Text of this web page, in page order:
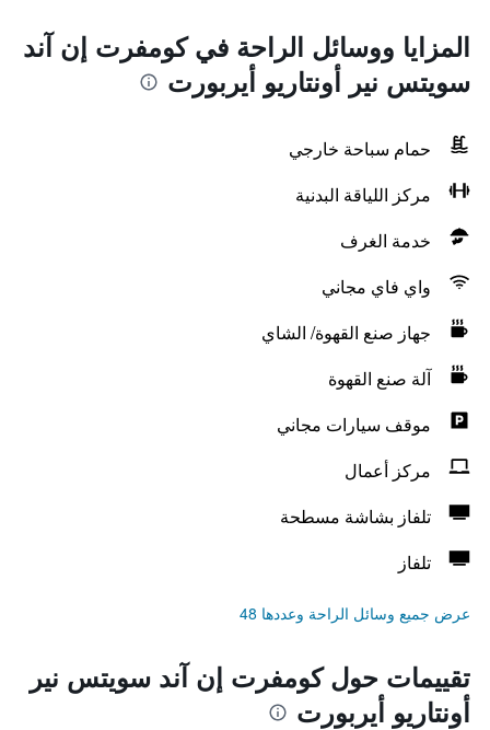
المزايا ووسائل الراحة في كومفرت إن آند
سويتس نير أونتاريو أيربورت
حمام سباحة خارجي
مركز اللياقة البدنية
خدمة الغرف
واي فاي مجاني
جهاز صنع القهوة/ الشاي
آلة صنع القهوة
موقف سيارات مجاني
مركز أعمال
تلفاز بشاشة مسطحة
تلفاز
عرض جميع وسائل الراحة وعددها 48
تقييمات حول كومفرت إن آند سويتس نير
أونتاريو أيربورت